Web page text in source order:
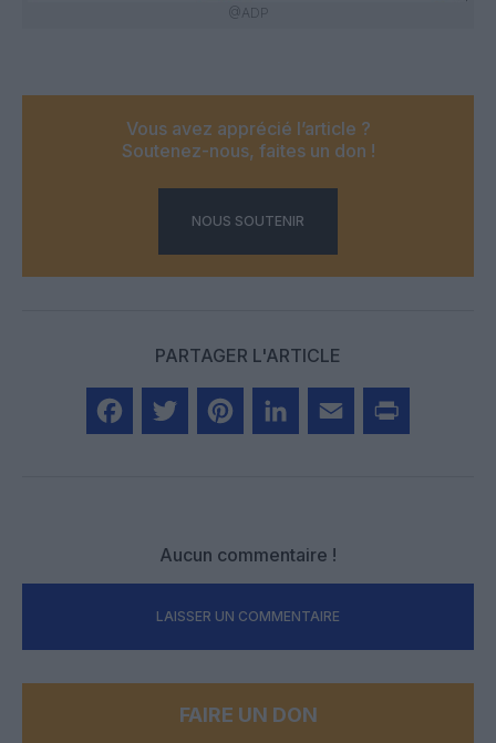
@ADP
Vous avez apprécié l’article ?
Soutenez-nous, faites un don !
NOUS SOUTENIR
PARTAGER L'ARTICLE
Aucun commentaire !
LAISSER UN COMMENTAIRE
FAIRE UN DON